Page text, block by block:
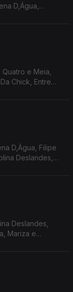
D,Água,
e Meia,
Chick, Entre
D,Água, Filipe
Deslandes,
Deslandes,
Mariza e